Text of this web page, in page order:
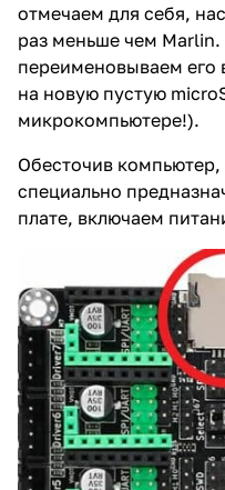
отмечаем для себя,
раз меньше чем Marlin.
переименовываем его
на новую пустую
микрокомпьютере!).
Обесточив
специально
плате, включаем